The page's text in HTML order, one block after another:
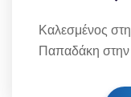
Καλεσμένος
Παπαδάκη